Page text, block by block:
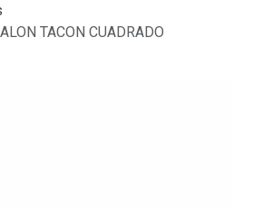
TACON CUADRADO